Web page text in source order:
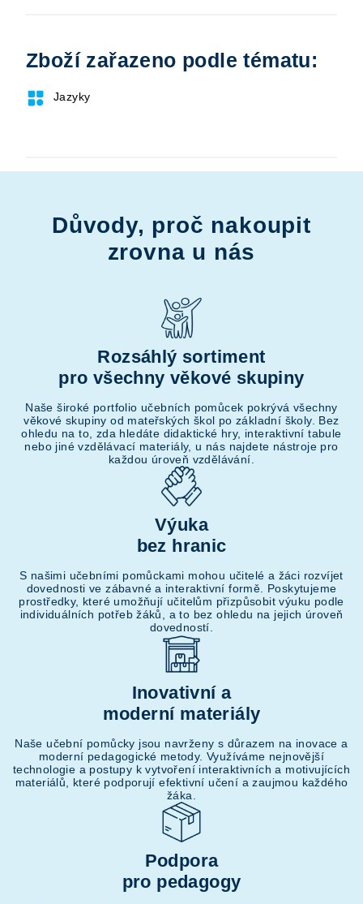
Zboží zařazeno podle tématu:
Jazyky
Důvody, proč nakoupit
zrovna u nás
Rozsáhlý sortiment
pro všechny věkové skupiny
Naše široké portfolio učebních pomůcek pokrývá všechny
věkové skupiny od mateřských škol po základní školy. Bez
ohledu na to, zda hledáte didaktické hry, interaktivní tabule
nebo jiné vzdělávací materiály, u nás najdete nástroje pro
každou úroveň vzdělávání.
Výuka
bez hranic
S našimi učebními pomůckami mohou učitelé a žáci rozvíjet
dovednosti ve zábavné a interaktivní formě. Poskytujeme
prostředky, které umožňují učitelům přizpůsobit výuku podle
individuálních potřeb žáků, a to bez ohledu na jejich úroveň
dovedností.
Inovativní a
moderní materiály
Naše učební pomůcky jsou navrženy s důrazem na inovace a
moderní pedagogické metody. Využíváme nejnovější
technologie a postupy k vytvoření interaktivních a motivujících
materiálů, které podporují efektivní učení a zaujmou každého
žáka.
Podpora
pro pedagogy